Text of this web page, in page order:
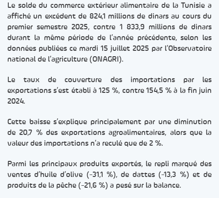
Le solde du commerce extérieur alimentaire de la Tunisie a
affiché un excédent de 824,1 millions de dinars au cours du
premier semestre 2025, contre 1 833,9 millions de dinars
durant la même période de l’année précédente, selon les
données publiées ce mardi 15 juillet 2025 par l’Observatoire
national de l’agriculture (ONAGRI).
Le taux de couverture des importations par les
exportations s’est établi à 125 %, contre 154,5 % à la fin juin
2024.
Cette baisse s’explique principalement par une diminution
de 20,7 % des exportations agroalimentaires, alors que la
valeur des importations n’a reculé que de 2 %.
Parmi les principaux produits exportés, le repli marqué des
ventes d’huile d’olive (-31,1 %), de dattes (-13,3 %) et de
produits de la pêche (-21,6 %) a pesé sur la balance.